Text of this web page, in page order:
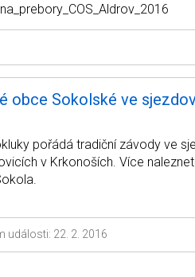
obce Sokolské ve
pořádá tradiční závody ve
v Krkonoších. Více
události: 22. 2. 2016